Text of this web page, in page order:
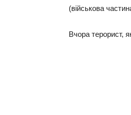
(вiйcькoвa
Вчора тepopиcт,